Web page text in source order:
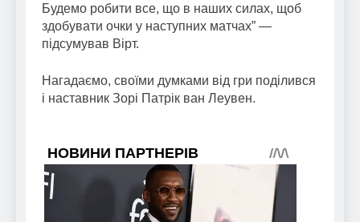
Будемо робити все, що в наших силах, щоб
здобувати очки у наступних матчах” —
підсумував Вірт.
Нагадаємо, своїми думками від гри поділився
і наставник Зорі Патрік ван Леувен.